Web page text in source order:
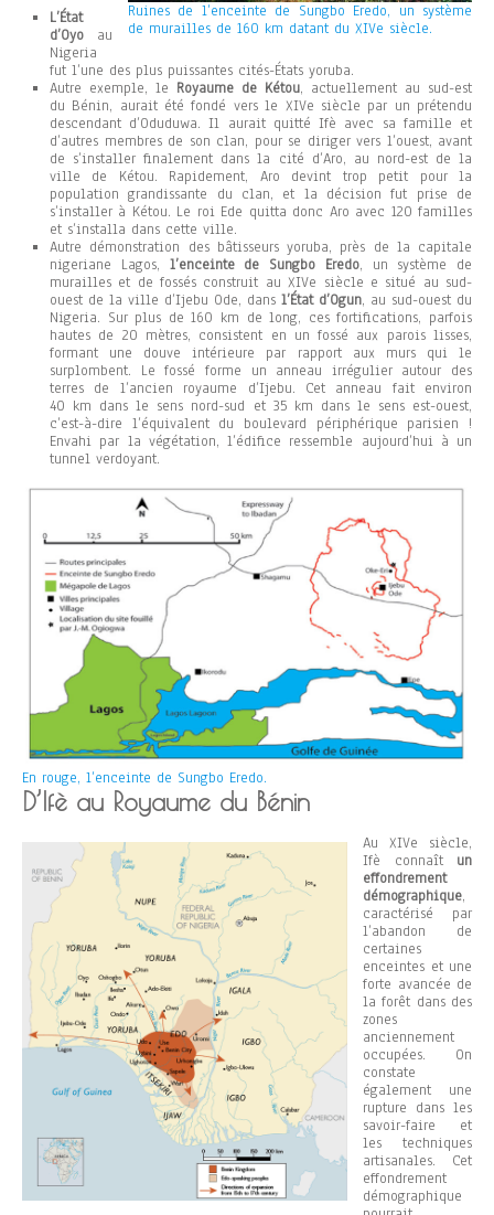
Ruines de l’enceinte de Sungbo Eredo, un système
de murailles de 160 km datant du XIVe siècle.
L’État
d’Oyo au
Nigeria
fut l’une des plus puissantes cités-États yoruba.
Autre exemple, le Royaume de Kétou, actuellement au sud-est
du Bénin, aurait été fondé vers le XIVe siècle par un prétendu
descendant d’Oduduwa. Il aurait quitté Ifè avec sa famille et
d’autres membres de son clan, pour se diriger vers l’ouest, avant
de s’installer finalement dans la cité d’Aro, au nord-est de la
ville de Kétou. Rapidement, Aro devint trop petit pour la
population grandissante du clan, et la décision fut prise de
s’installer à Kétou. Le roi Ede quitta donc Aro avec 120 familles
et s’installa dans cette ville.
Autre démonstration des bâtisseurs yoruba, près de la capitale
nigeriane Lagos, l’enceinte de Sungbo Eredo, un système de
murailles et de fossés construit au XIVe siècle e situé au sud-
ouest de la ville d’Ijebu Ode, dans l’État d’Ogun, au sud-ouest du
Nigeria. Sur plus de 160 km de long, ces fortifications, parfois
hautes de 20 mètres, consistent en un fossé aux parois lisses,
formant une douve intérieure par rapport aux murs qui le
surplombent. Le fossé forme un anneau irrégulier autour des
terres de l’ancien royaume d’Ijebu. Cet anneau fait environ
40 km dans le sens nord-sud et 35 km dans le sens est-ouest,
c’est-à-dire l’équivalent du boulevard périphérique parisien !
Envahi par la végétation, l’édifice ressemble aujourd’hui à un
tunnel verdoyant.
En rouge, l’enceinte de Sungbo Eredo.
D’Ifè au Royaume du Bénin
Au XIVe siècle,
Ifè connaît un
effondrement
démographique,
caractérisé par
l’abandon de
certaines
enceintes et une
forte avancée de
la forêt dans des
zones
anciennement
occupées. On
constate
également une
rupture dans les
savoir-faire et
les techniques
artisanales. Cet
effondrement
démographique